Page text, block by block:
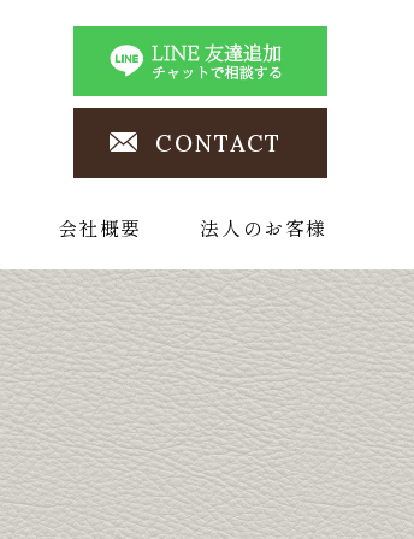
CONTACT
会社概要 法人のお客様